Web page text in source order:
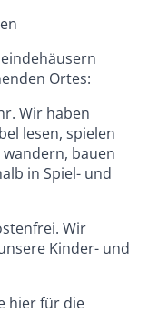
Ortes:
Wir haben
lesen, spielen
bauen
in Spiel- und
Wir
Kinder- und
hier für die